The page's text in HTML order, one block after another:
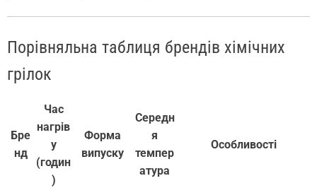
Порівняльна таблиця брендів хімічних
грілок
Бре
нд
Час
нагрів
у
(годин
)
Форма
випуску
Середн
я
темпер
атура
Особливості